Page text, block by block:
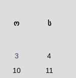
ო ს
3
4
10
11